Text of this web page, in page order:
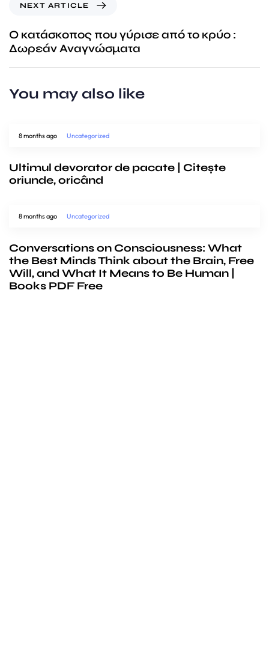
NEXT ARTICLE
Ο κατάσκοπος που γύρισε από το κρύο :
Δωρεάν Αναγνώσματα
You may also like
8 months ago Uncategorized
Ultimul devorator de pacate | Citește
oriunde, oricând
8 months ago Uncategorized
Conversations on Consciousness: What
the Best Minds Think about the Brain, Free
Will, and What It Means to Be Human |
Books PDF Free